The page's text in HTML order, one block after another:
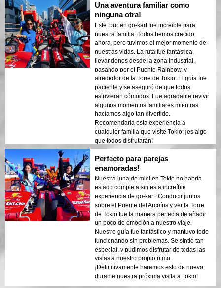
Una aventura familiar como
ninguna otra!
Este tour en go-kart fue increíble para
nuestra familia. Todos hemos crecido
ahora, pero tuvimos el mejor momento de
nuestras vidas. La ruta fue fantástica,
llevándonos desde la zona industrial,
pasando por el Puente Rainbow, y
alrededor de la Torre de Tokio. El guía fue
paciente y se aseguró de que todos
estuvieran cómodos. Fue agradable revivir
algunos momentos familiares mientras
hacíamos algo tan divertido.
Recomendaría esta experiencia a
cualquier familia que visite Tokio; ¡es algo
que todos disfrutarán!
Perfecto para parejas
enamoradas!
Nuestra luna de miel en Tokio no habría
estado completa sin esta increíble
experiencia de go-kart. Conducir juntos
sobre el Puente del Arcoíris y ver la Torre
de Tokio fue la manera perfecta de añadir
un poco de emoción a nuestro viaje.
Nuestro guía fue fantástico y mantuvo todo
funcionando sin problemas. Se sintió tan
especial, y pudimos disfrutar de todas las
vistas a nuestro propio ritmo.
¡Definitivamente haremos esto de nuevo
durante nuestra próxima visita a Tokio!